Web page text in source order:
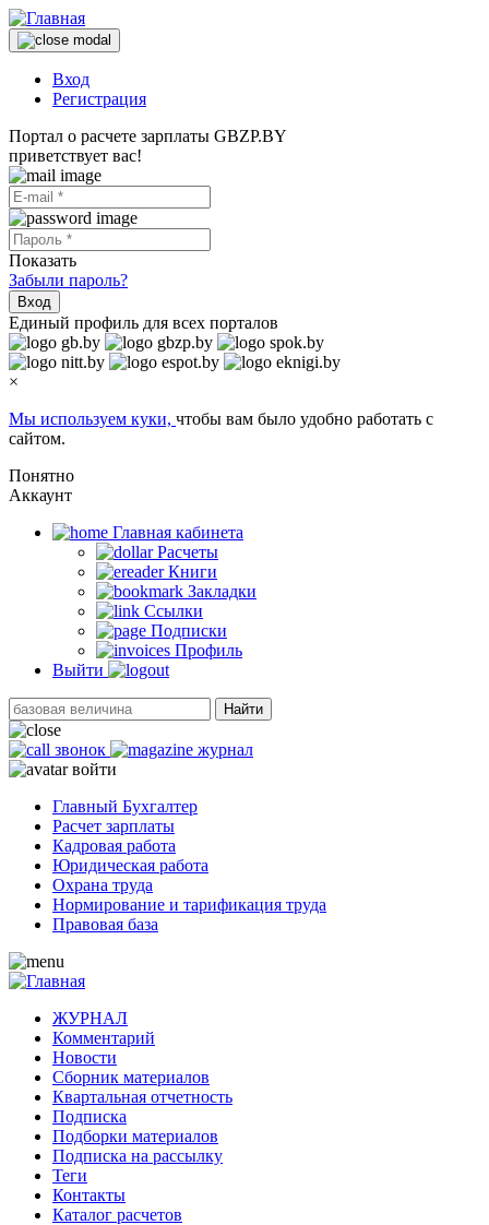
Вход
Регистрация
Портал о расчете зарплаты GBZP.BY
приветствует вас!
Показать
Забыли пароль?
Вход
Единый профиль для всех порталов
×
Мы используем куки, чтобы вам было удобно работать с
сайтом.
Понятно
Аккаунт
Главная кабинетa
Расчеты
Книги
Закладки
Ссылки
Подписки
Профиль
Выйти
Найти
звонок
журнал
войти
Главный Бухгалтер
Расчет зарплаты
Кадровая работа
Юридическая работа
Охрана труда
Нормирование и тарификация труда
Правовая база
ЖУРНАЛ
Комментарий
Новости
Сборник материалов
Квартальная отчетность
Подписка
Подборки материалов
Подписка на рассылку
Теги
Контакты
Каталог расчетов